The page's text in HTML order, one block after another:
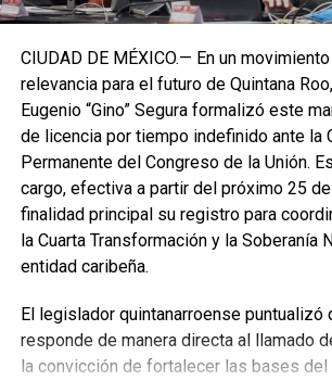
CIUDAD DE MÉXICO.— En un
relevancia para el futuro de Quintana
Eugenio “Gino” Segura formalizó este
de licencia por tiempo indefinido ante la
Permanente del Congreso de la Unión.
cargo, efectiva a partir del próximo 25
finalidad principal su registro para
la Cuarta Transformación y la Soberanía
entidad caribeña.
El legislador quintanarroense puntualizó
responde de manera directa al llamado
la convicción de fortalecer las bases